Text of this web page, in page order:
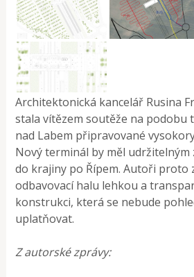
Architektonická kancelář Rusina
stala vítězem soutěže na podobu
nad Labem připravované
Nový terminál by měl
do krajiny po Řípem. Autoři proto
odbavovací halu lehkou a
konstrukci, která se nebude
uplatňovat.
Z autorské zprávy: